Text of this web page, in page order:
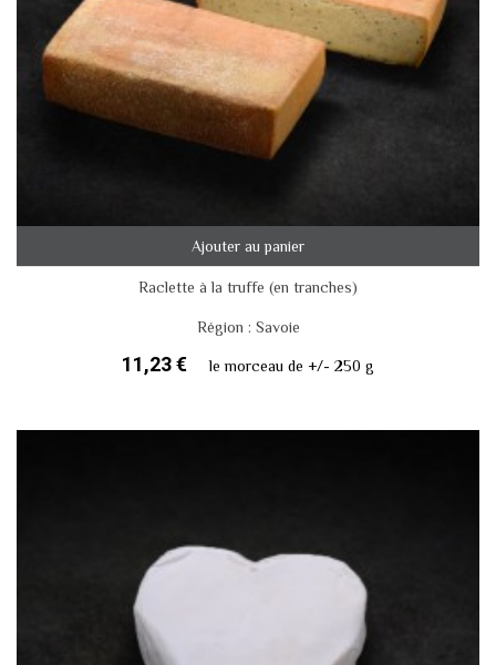
Ajouter au panier
Raclette à la truffe (en tranches)
Région : Savoie
11,23 € le morceau de +/- 250 g